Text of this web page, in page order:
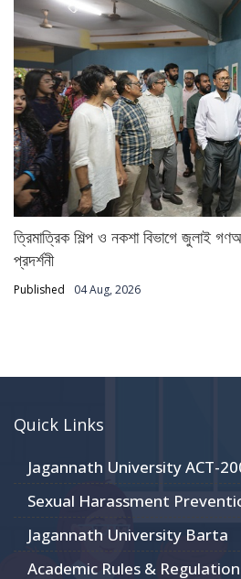
ত্রিমাত্রিক শিল্প ও নকশা বিভাগে জুলাই
প্রদর্শনী
Published 04 Aug, 2026
Quick Links
Jagannath University ACT-
Sexual Harassment
Jagannath University Barta
Academic Rules &